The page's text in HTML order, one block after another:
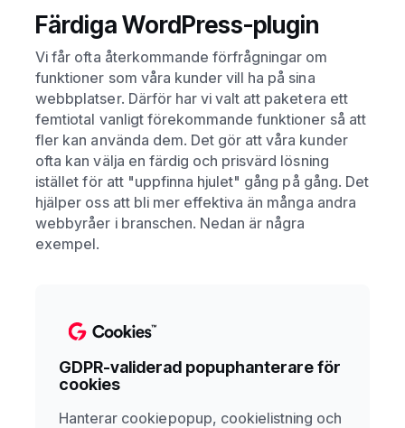
Färdiga WordPress-plugin
Vi får ofta återkommande förfrågningar om
funktioner som våra kunder vill ha på sina
webbplatser. Därför har vi valt att paketera ett
femtiotal vanligt förekommande funktioner så att
fler kan använda dem. Det gör att våra kunder
ofta kan välja en färdig och prisvärd lösning
istället för att "uppfinna hjulet" gång på gång. Det
hjälper oss att bli mer effektiva än många andra
webbyråer i branschen. Nedan är några
exempel.
GDPR-validerad popuphanterare för
cookies
Hanterar cookiepopup, cookielistning och